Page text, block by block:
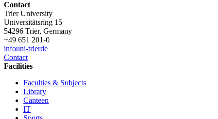
Contact
Trier University
Universitätsring 15
54296 Trier, Germany
+49 651 201-0
infouni-trierde
Contact
Facilities
Faculties & Subjects
Library
Canteen
IT